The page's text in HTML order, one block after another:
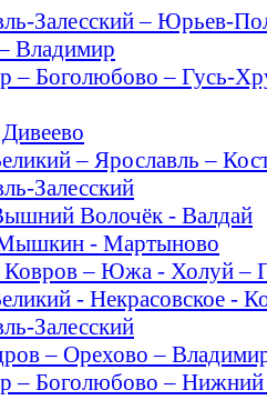
Залесский – Юрьев-
Владимир
– Боголюбово – Гусь-
– Ярославль –
Залесский
Волочёк - Валдай
- Мартыново
Ковров – Южа - Холуй –
- Некрасовское -
Залесский
– Орехово –
– Боголюбово – Нижний